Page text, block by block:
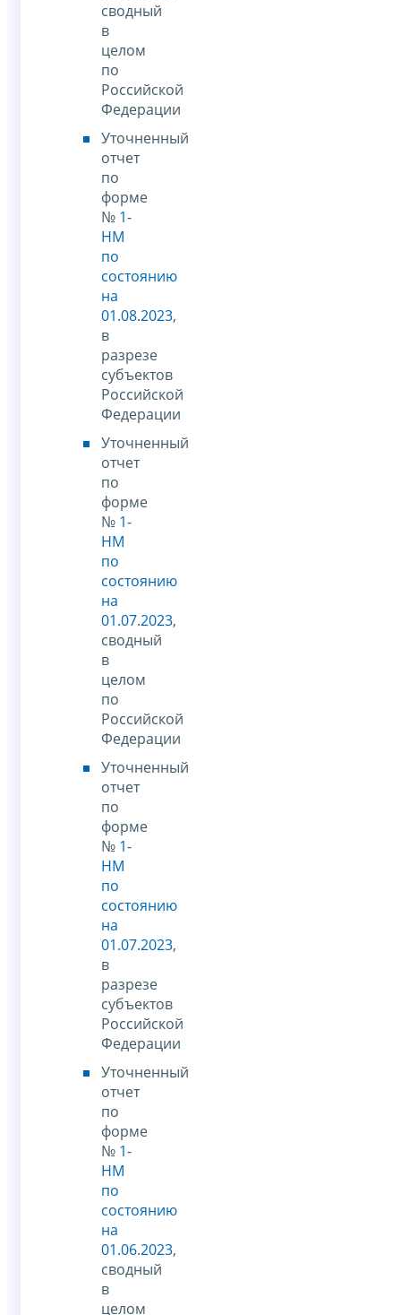
сводный
в
целом
по
Российской
Федерации
Уточненный
отчет
по
форме
№ 1-
НМ
по
состоянию
на
01.08.2023,
в
разрезе
субъектов
Российской
Федерации
Уточненный
отчет
по
форме
№ 1-
НМ
по
состоянию
на
01.07.2023,
сводный
в
целом
по
Российской
Федерации
Уточненный
отчет
по
форме
№ 1-
НМ
по
состоянию
на
01.07.2023,
в
разрезе
субъектов
Российской
Федерации
Уточненный
отчет
по
форме
№ 1-
НМ
по
состоянию
на
01.06.2023,
сводный
в
целом